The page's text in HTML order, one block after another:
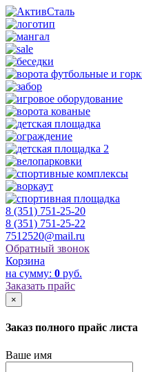
8 (351) 751-25-20
8 (351) 751-25-22
7512520@mail.ru
Обратный звонок
Корзина
на сумму: 0 руб.
Заказать прайс
×
Заказ полного прайс листа
Ваше имя